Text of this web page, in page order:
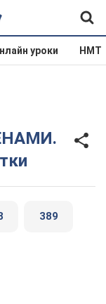
уроки НМТ
389